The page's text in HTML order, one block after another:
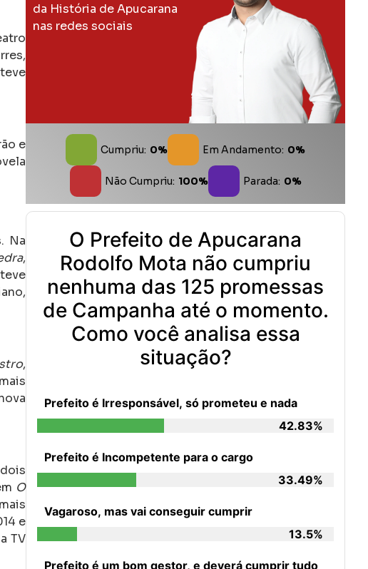
e
Na
,
,
O
e
TV
da História de Apucarana
nas redes sociais
Cumpriu: 0% Em Andamento: 0%
Não Cumpriu: 100% Parada: 0%
O Prefeito de Apucarana
Rodolfo Mota não cumpriu
nenhuma das 125 promessas
de Campanha até o momento.
Como você analisa essa
situação?
Prefeito é Irresponsável, só prometeu e nada
42.83%
Prefeito é Incompetente para o cargo
33.49%
Vagaroso, mas vai conseguir cumprir
13.5%
Prefeito é um bom gestor, e deverá cumprir tudo